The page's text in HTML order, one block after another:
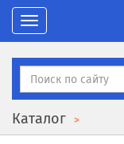
Toggle navigation
Каталог